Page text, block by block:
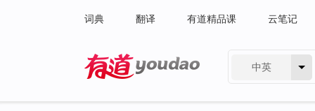
词典 翻译 有道精品课 云笔记
中英